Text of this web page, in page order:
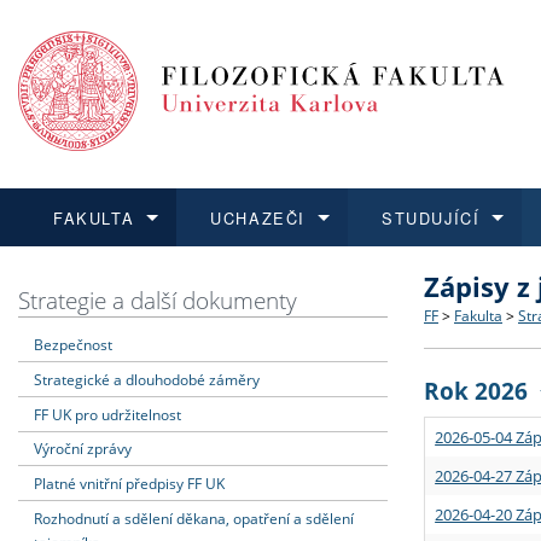
FAKULTA
Dozvědět se více
Struktura
Strategie
Podpora
UCHAZEČI
Podat přihlášku
Co
Učitelské
STUDUJÍCÍ
Dozvědět se více
Rigorózní
Dozvědět se více
O vědě a
Granty a
Dozvědět se více
Aktuální
Strategie a další dokumenty
Bezpečnost
Strategické a dlouhodobé záměry
FF UK pro udržitelnost
Výroční zprávy
Platné vnitřní předpisy FF UK
Rozhodnutí a sdělení děkana, opatření a sdělení
Zápisy
FF > Fakulta >
Rok 2026
2026-05-04
2026-04-27
2026-04-20